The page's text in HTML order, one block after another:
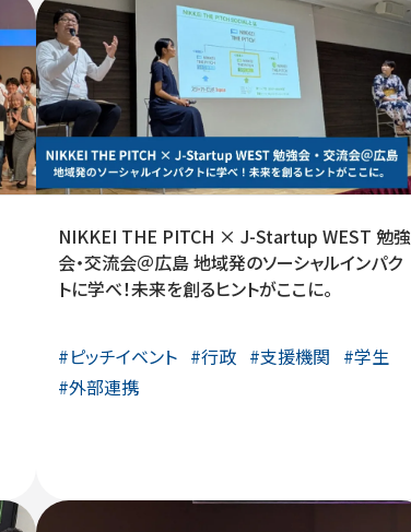
NIKKEI THE PITCH × J-Startup WEST 勉強
会・交流会＠広島 地域発のソーシャルインパク
トに学べ！未来を創るヒントがここに。
#ピッチイベント #行政 #支援機関 #学生
#外部連携